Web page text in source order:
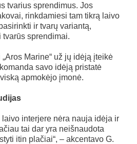
tvarius sprendimus. Jos
rinkdamiesi tam tikrą laivo
ir tvarų variantą,
tvarūs sprendimai.
Marine“ už jų idėją įteikė
savo idėją pristatė
apmokėjo įmonė.
laivo interjere nėra nauja idėja ir
tai dar yra neišnaudota
itin plačiai“, – akcentavo G.